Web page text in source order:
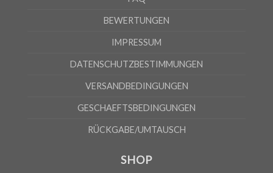
BEWERTUNGEN
IMPRESSUM
DATENSCHUTZBESTIMMUNGEN
VERSANDBEDINGUNGEN
GESCHAEFTSBEDINGUNGEN
RÜCKGABE/UMTAUSCH
SHOP